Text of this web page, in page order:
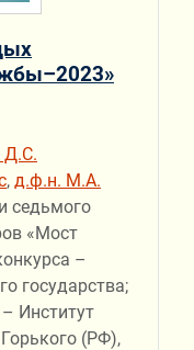
Д.С.
, д.ф.н. М.А.
седьмого
«Мост
–
государства;
Институт
(РФ),